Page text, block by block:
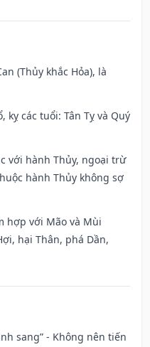
(Thủy khắc Hỏa), là
kỵ các tuổi: Tân Tỵ và Quý
với hành Thủy, ngoại trừ
hành Thủy không sợ
hợp với Mão và Mùi
hại Thân, phá Dần,
sang” - Không nên tiến